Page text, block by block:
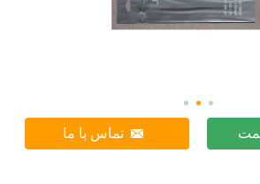
تماس با ما